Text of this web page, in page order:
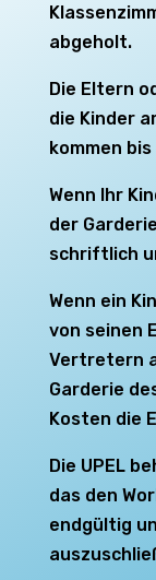
abgeholt.
Die Eltern
die Kinder
kommen
Wenn Ihr
der
schriftlich
Wenn ein
von seinen
Vertretern
Garderie
Kosten die
Die UPEL
das den
endgültig